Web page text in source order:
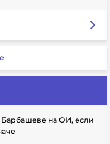
на ОИ, если